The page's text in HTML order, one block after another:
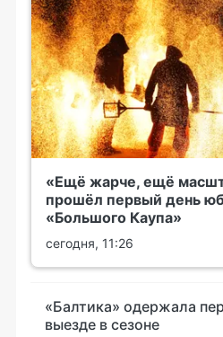
«Ещё жарче, ещё
прошёл первый день
«Большого Каупа»
сегодня, 11:26
«Балтика» одержала
выезде в сезоне